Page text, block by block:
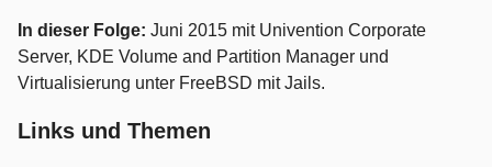
In dieser Folge: Juni 2015 mit Univention Corporate
Server, KDE Volume and Partition Manager und
Virtualisierung unter FreeBSD mit Jails.
Links und Themen